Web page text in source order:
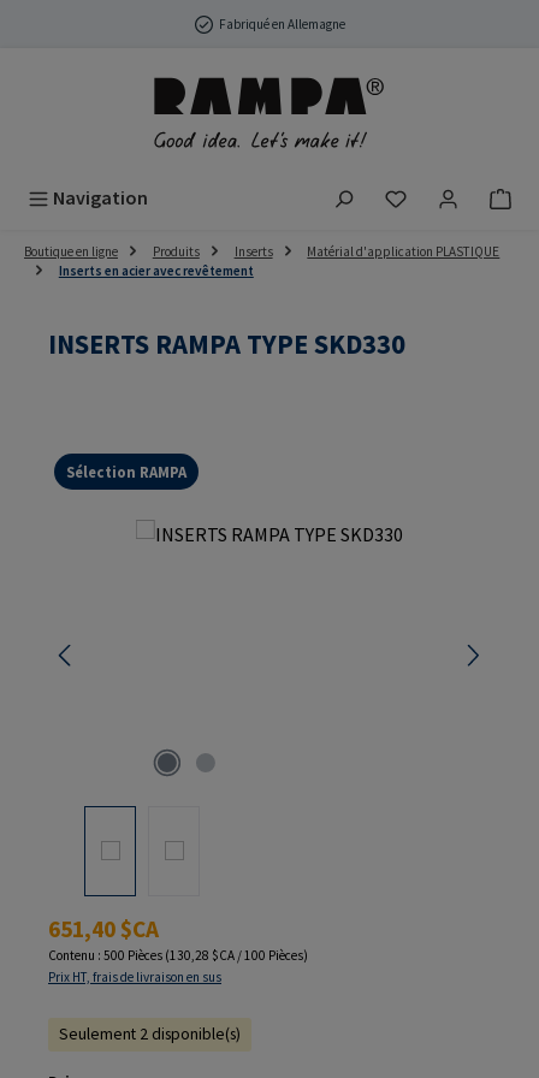
Passer au contenu principalFabriqué en Allemagne
Navigation Vous avez 0
Boutique en ligne Produits Inserts
Matérial d'application PLASTIQUE
Inserts en acier avec revêtement
INSERTS RAMPA TYPE SKD330
Sélection RAMPA
Ignorer la galerie d'images
Prix régulier :
651,40 $CA
Contenu : 500 Pièces (130,28 $CA / 100 Pièces)
Prix HT, frais de livraison en sus
Seulement 2 disponible(s)